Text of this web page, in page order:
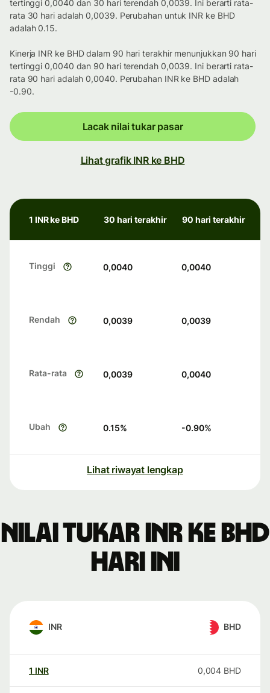
tertinggi 0,0040 dan 30 hari terendah 0,0039. Ini berarti rata-
rata 30 hari adalah 0,0039. Perubahan untuk INR ke BHD
adalah 0.15.
Kinerja INR ke BHD dalam 90 hari terakhir menunjukkan 90 hari
tertinggi 0,0040 dan 90 hari terendah 0,0039. Ini berarti rata-
rata 90 hari adalah 0,0040. Perubahan INR ke BHD adalah
-0.90.
Lacak nilai tukar pasar
Lihat grafik INR ke BHD
1 INR ke BHD 30 hari terakhir 90 hari terakhir
Tinggi 0,0040 0,0040
Rendah 0,0039 0,0039
Rata-rata 0,0039 0,0040
Ubah 0.15% -0.90%
Lihat riwayat lengkap
Nilai tukar INR ke BHD
hari ini
INR BHD
1 INR 0,004 BHD